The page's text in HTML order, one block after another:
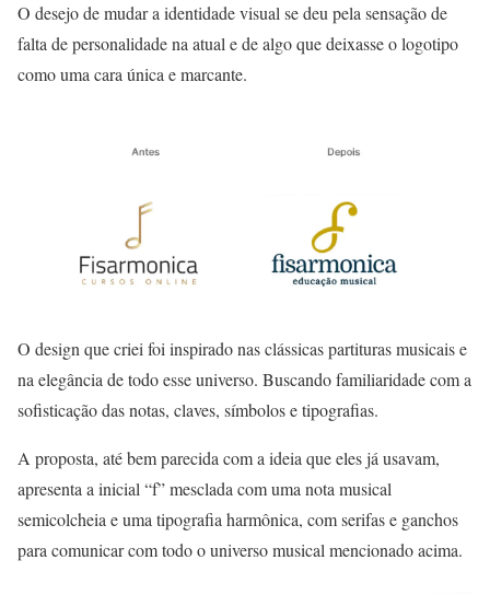
O desejo de mudar a identidade visual se deu pela sensação de
falta de personalidade na atual e de algo que deixasse o logotipo
como uma cara única e marcante.
O design que criei foi inspirado nas clássicas partituras musicais e
na elegância de todo esse universo. Buscando familiaridade com a
sofisticação das notas, claves, símbolos e tipografias.
A proposta, até bem parecida com a ideia que eles já usavam,
apresenta a inicial “f” mesclada com uma nota musical
semicolcheia e uma tipografia harmônica, com serifas e ganchos
para comunicar com todo o universo musical mencionado acima.